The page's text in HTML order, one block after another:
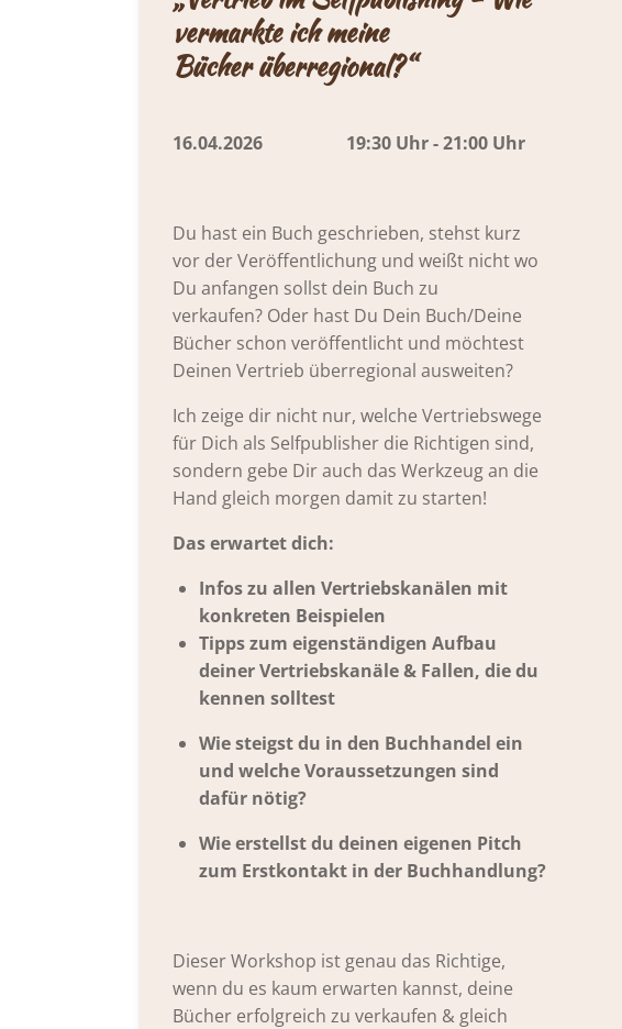
vermarkte ich meine
Bücherüberregional?“
16.04.2026 19:30 Uhr - 21:00 Uhr
Du hast ein Buch geschrieben, stehst kurz
vor der Veröffentlichung und weißt nicht wo
Du anfangen sollst dein Buch zu
verkaufen? Oder hast Du Dein Buch/Deine
Bücher schon veröffentlicht und möchtest
Deinen Vertrieb überregional ausweiten?
Ich zeige dir nicht nur, welche Vertriebswege
für Dich als Selfpublisher die Richtigen sind,
sondern gebe Dir auch das Werkzeug an die
Hand gleich morgen damit zu starten!
Das erwartet dich:
Infos zu allen Vertriebskanälen mit
konkreten Beispielen
Tipps zum eigenständigen Aufbau
deiner Vertriebskanäle & Fallen, die du
kennen solltest
Wie steigst du in den Buchhandel ein
und welche Voraussetzungen sind
dafür nötig?
Wie erstellst du deinen eigenen Pitch
zum Erstkontakt in der Buchhandlung?
Dieser Workshop ist genau das Richtige,
wenn du es kaum erwarten kannst, deine
Bücher erfolgreich zu verkaufen & gleich